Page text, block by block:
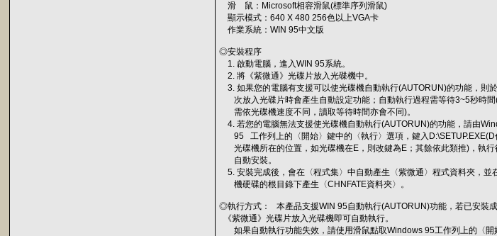
滑 鼠：Microsoft相容滑鼠(標準序列滑鼠)
顯示模式：640 X 480 256色以上VGA卡
作業系統：WIN 95中文版
◎安裝程序
1. 啟動電腦，進入WIN 95系統。
2. 將《紫微通》光碟片放入光碟機中。
3. 如果您的電腦有支援可以使光碟機自動執行(AUTORUN)的功能，則
次放入光碟片時會產生自動設定功能；自動執行過程需等待3~5秒時間
需依光碟機速度不同，讀取等待時間亦會不同)。
4. 若您的電腦無法支援使光碟機自動執行(AUTORUN)的功能，請由
95 工作列上的〈開始〉鍵中的〈執行〉選項，鍵入D:\SETUP.EXE(D
光碟機所在的位置，如光碟機在E，則改鍵為E；其餘依此類推)，執行
自動安裝。
5. 安裝完成後，會在〈程式集〉中自動產生〈紫微通〉程式資料夾，並
機硬碟的根目錄下產生〈CHNFATE資料夾〉。
◎執行方式： 本產品支援WIN 95自動執行(AUTORUN)功能，若已安裝
《紫微通》光碟片放入光碟機即可自動執行。
如果自動執行功能失效，請使用滑鼠點取Windows 95工作列上的〈開